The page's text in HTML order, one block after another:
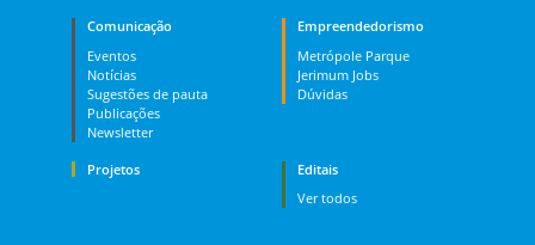
Comunicação
Eventos
Notícias
Sugestões de pauta
Publicações
Newsletter
Empreendedorismo
Metrópole Parque
Jerimum Jobs
Dúvidas
Projetos
Editais
Ver todos